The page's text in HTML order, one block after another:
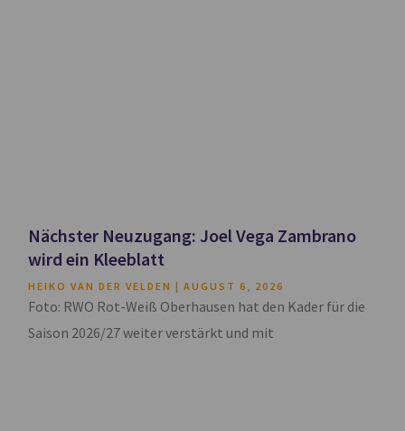
Nächster Neuzugang: Joel Vega Zambrano
wird ein Kleeblatt
HEIKO VAN DER VELDEN AUGUST 6, 2026
Foto: RWO Rot-Weiß Oberhausen hat den Kader für die
Saison 2026/27 weiter verstärkt und mit